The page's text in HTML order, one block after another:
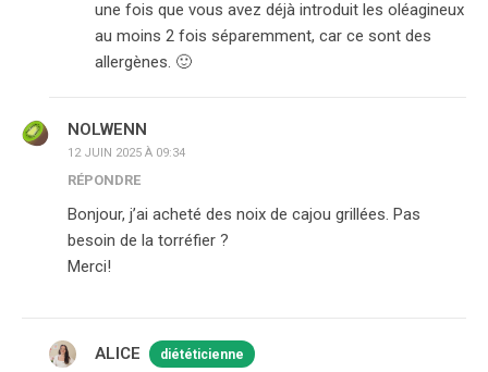
une fois que vous avez déjà introduit les oléagineux
au moins 2 fois séparemment, car ce sont des
allergènes. 🙂
NOLWENN
12 JUIN 2025 À 09:34
RÉPONDRE
Bonjour, j’ai acheté des noix de cajou grillées. Pas
besoin de la torréfier ?
Merci!
ALICE diététicienne